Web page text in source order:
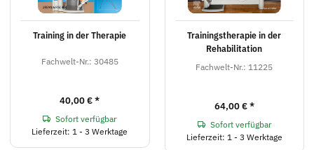
Training in der Therapie
Fachwelt-Nr.: 30485
40,00 €*
Sofort verfügbar
Lieferzeit: 1 - 3 Werktage
Trainingstherapie in der
Rehabilitation
Fachwelt-Nr.: 11225
64,00 €*
Sofort verfügbar
Lieferzeit: 1 - 3 Werktage